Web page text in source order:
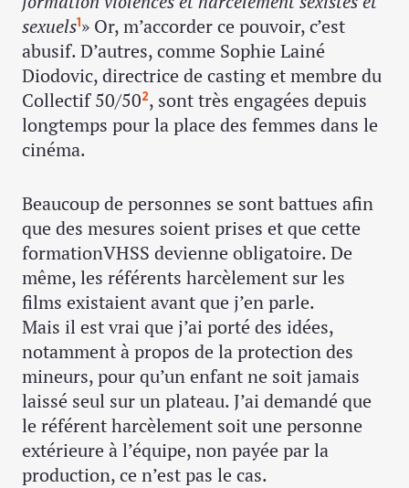
sexuels1 » Or, m’accorder ce pouvoir, c’est
abusif. D’autres, comme Sophie Lainé
Diodovic, directrice de casting et membre du
Collectif 50/502, sont très engagées depuis
longtemps pour la place des femmes dans le
cinéma.
Beaucoup de personnes se sont battues afin
que des mesures soient prises et que cette
formationVHSS devienne obligatoire. De
même, les référents harcèlement sur les
films existaient avant que j’en parle.
Mais il est vrai que j’ai porté des idées,
notamment à propos de la protection des
mineurs, pour qu’un enfant ne soit jamais
laissé seul sur un plateau. J’ai demandé que
le référent harcèlement soit une personne
extérieure à l’équipe, non payée par la
production, ce n’est pas le cas.